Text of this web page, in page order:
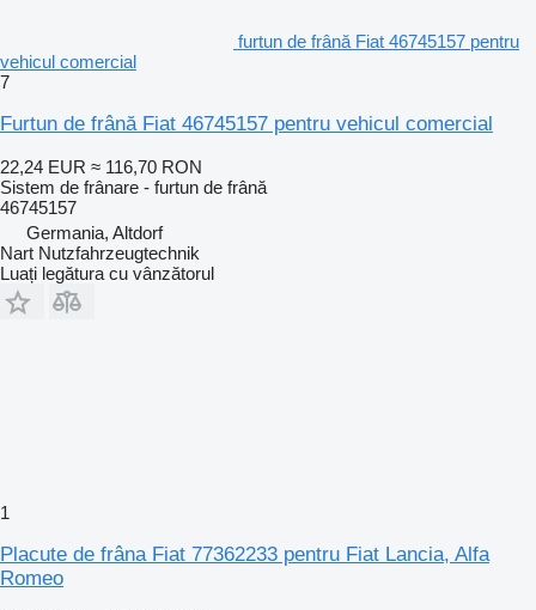
furtun de frână Fiat 46745157 pentru
vehicul comercial
7
Furtun de frână Fiat 46745157 pentru vehicul comercial
22,24 EUR ≈ 116,70 RON
Sistem de frânare - furtun de frână
46745157
Germania, Altdorf
Nart Nutzfahrzeugtechnik
Luați legătura cu vânzătorul
1
Placute de frâna Fiat 77362233 pentru Fiat Lancia, Alfa
Romeo